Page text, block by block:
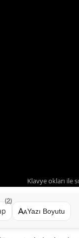
Klavye okları ile
(2)
Yazı Boyutu